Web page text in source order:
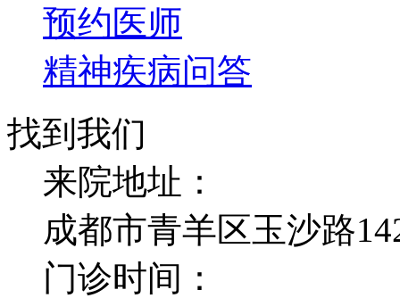
预约医师
精神疾病问答
找到我们
来院地址：
成都市青羊区玉沙路
门诊时间：